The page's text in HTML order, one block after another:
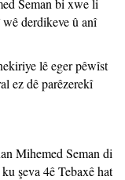
Seman bi xwe li
derdikeve û anî
lê eger pêwîst
ez dê parêzerekî
Mihemed Seman di
şeva 4ê Tebaxê hat